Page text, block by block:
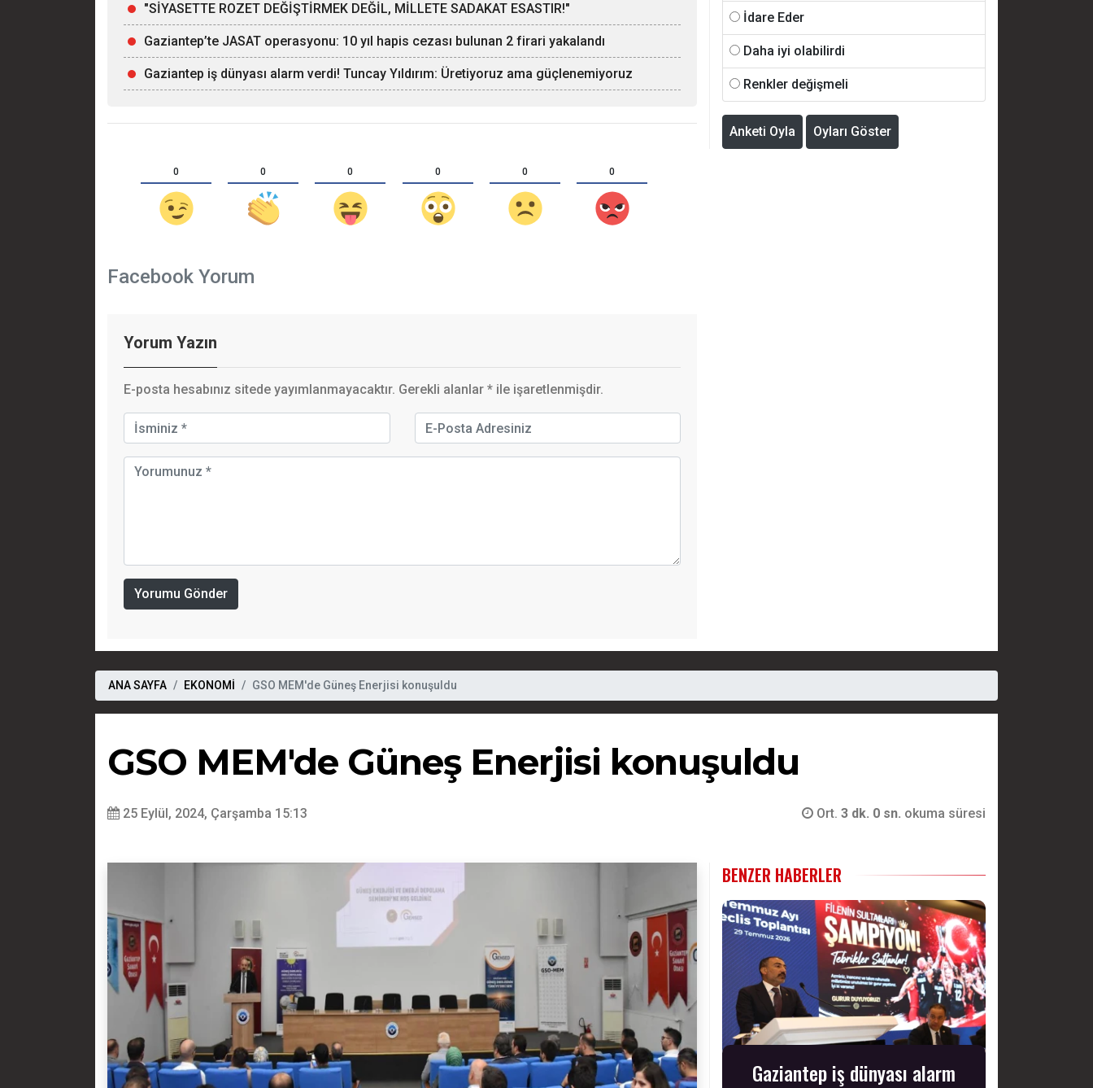
"SİYASETTE ROZET DEĞİŞTİRMEK DEĞİL, MİLLETE SADAKAT ESASTIR!"
Gaziantep’te JASAT operasyonu: 10 yıl hapis cezası bulunan 2 firari yakalandı
Gaziantep iş dünyası alarm verdi! Tuncay Yıldırım: Üretiyoruz ama güçlenemiyoruz
0 0 0 0 0 0
Facebook Yorum
Yorum Yazın
E-posta hesabınız sitede yayımlanmayacaktır. Gerekli alanlar * ile işaretlenmişdir.
Yorumu Gönder
İdare Eder
Daha iyi olabilirdi
Renkler değişmeli
Anketi Oyla Oyları Göster
ANA SAYFA EKONOMİ GSO MEM'de Güneş Enerjisi konuşuldu
GSO MEM'de Güneş Enerjisi konuşuldu
25 Eylül, 2024, Çarşamba 15:13 Ort. 3 dk. 0 sn. okuma süresi
BENZER HABERLER
Gaziantep iş dünyası alarm